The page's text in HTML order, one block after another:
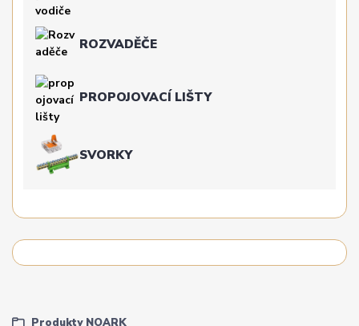
ROZVADĚČE
PROPOJOVACÍ LIŠTY
SVORKY
Produkty NOARK